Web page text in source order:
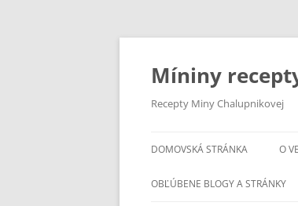
Preskočiť
obsah
Míniny
Recepty Miny Chalupnikovej
DOMOVSKÁ STRÁNKA O
OBĽÚBENE BLOGY A STRÁNKY